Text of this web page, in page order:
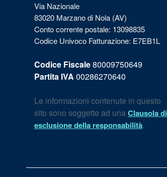
Via Nazionale
83020 Marzano di Nola (AV)
Conto corrente postale: 13098835
Codice Univoco Fatturazione: E7EB1L
Codice Fiscale80009750649
Partita IVA 00286270640
Le informazioni contenute in questo
sito sono soggette ad unaClausola di
esclusione della responsabilità.